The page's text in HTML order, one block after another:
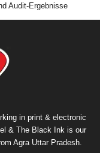
Audit-Ergebnisse
in print & electronic
& The Black Ink is our
Agra Uttar Pradesh.